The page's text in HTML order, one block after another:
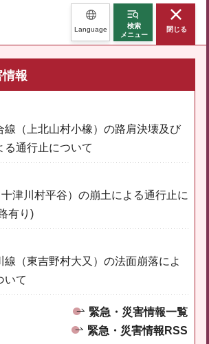
Language
検索
メニュー
閉じる
報
線（上北山村小橡）の路肩決壊及び
る通行止について
津川村平谷）の崩土による通行止に
有り)
線（東吉野村大又）の法面崩落によ
いて
緊急・災害情報一覧
緊急・災害情報RSS